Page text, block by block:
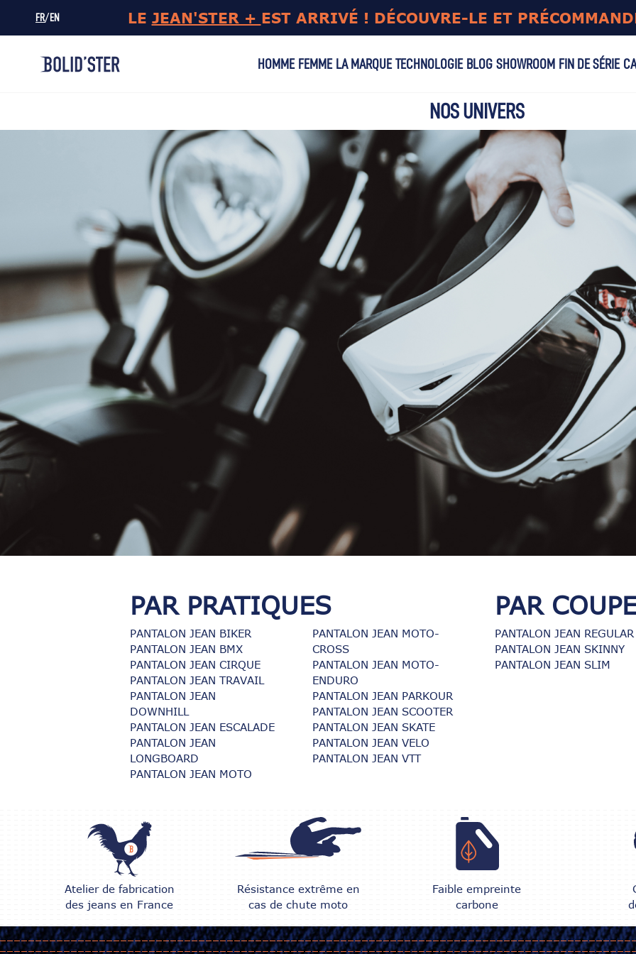
FR/EN LE JEAN'STER + EST ARRIVÉ ! DÉCOUVRE-LE ET
HOMME FEMME LA MARQUE TECHNOLOGIE BLOG SHOWROOM FIN DE SÉRIE
NOS UNIVERS
PAR PRATIQUES
PANTALON JEAN BIKER
PANTALON JEAN BMX
PANTALON JEAN CIRQUE
PANTALON JEAN TRAVAIL
PANTALON JEAN
DOWNHILL
PANTALON JEAN ESCALADE
PANTALON JEAN
LONGBOARD
PANTALON JEAN MOTO
PANTALON JEAN MOTO-
CROSS
PANTALON JEAN MOTO-
ENDURO
PANTALON JEAN PARKOUR
PANTALON JEAN SCOOTER
PANTALON JEAN SKATE
PANTALON JEAN VELO
PANTALON JEAN VTT
PAR
PANTALON JEAN REGULAR
PANTALON JEAN SKINNY
PANTALON JEAN SLIM
Atelier de fabrication
des jeans en France
Résistance extrême en
cas de chute moto
Faible empreinte
carbone